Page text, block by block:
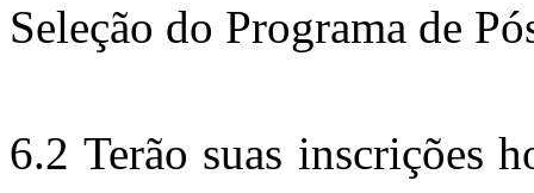
Seleção do Programa de
6.2 Terão suas inscrições